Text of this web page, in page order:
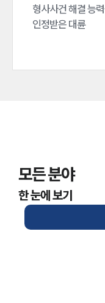
형사사건 해결 능
인정받은 대륜
모든 분야
한 눈에 보기